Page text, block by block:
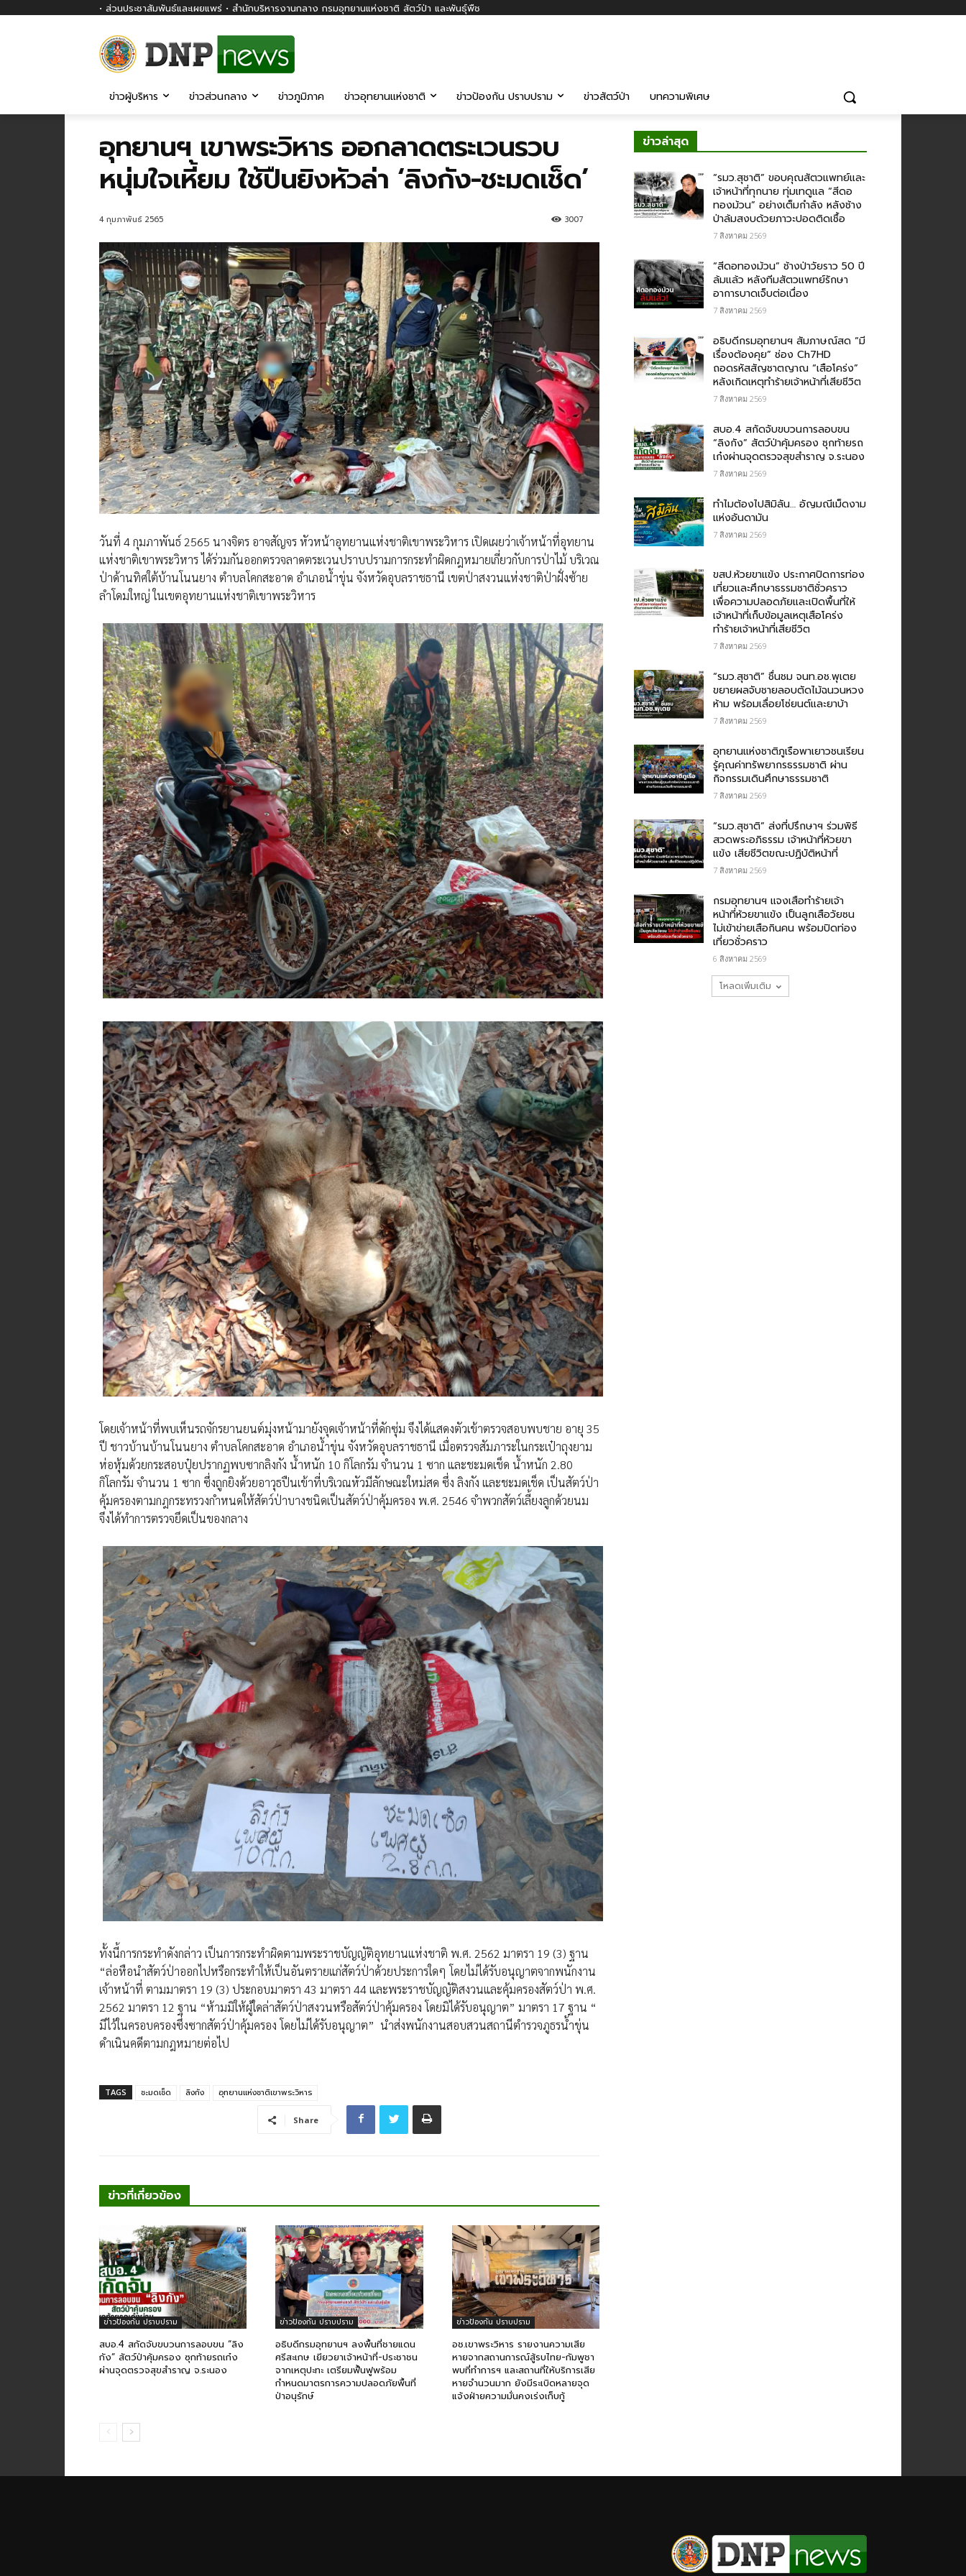
• ส่วนประชาสัมพันธ์และเผยแพร่ • สำนักบริหารงานกลาง กรมอุทยานแห่งชาติ สัตว์ป่า และพันธุ์พืช
ข่าวผู้บริหาร ข่าวส่วนกลาง ข่าวภูมิภาค ข่าวอุทยานแห่งชาติ ข่าวป้องกัน ปราบปราม ข่าวสัตว์ป่า บทความพิเศษ
อุทยานฯ เขาพระวิหาร ออกลาดตระเวนรวบ
หนุ่มใจเหี้ยม ใช้ปืนยิงหัวล่า ‘ลิงกัง-ชะมดเช็ด’
4 กุมภาพันธ์ 2565 3007
วันที่ 4 กุมภาพันธ์ 2565 นางจิตร อาจสัญจร หัวหน้าอุทยานแห่งชาติเขาพระวิหาร เปิดเผยว่าเจ้าหน้าที่อุทยาน
แห่งชาติเขาพระวิหาร ได้ร่วมกันออกตรวจลาดตระเวนปราบปรามการกระทำผิดกฎหมายเกี่ยวกับการป่าไม้ บริเวณ
ป่าด้านทิศใต้บ้านโนนยาง ตำบลโคกสะอาด อำเภอน้ำขุ่น จังหวัดอุบลราชธานี เขตป่าสงวนแห่งชาติป่าฝั่งซ้าย
ลำโดมใหญ่ ในเขตอุทยานแห่งชาติเขาพระวิหาร
โดยเจ้าหน้าที่พบเห็นรถจักรยานยนต์มุ่งหน้ามายังจุดเจ้าหน้าที่ดักซุ่ม จึงได้แสดงตัวเข้าตรวจสอบพบชาย อายุ 35
ปี ชาวบ้านบ้านโนนยาง ตำบลโคกสะอาด อำเภอน้ำขุ่น จังหวัดอุบลราชธานี เมื่อตรวจสัมภาระในกระเป๋าถุงยาม
ห่อหุ้มด้วยกระสอบปุ๋ยปรากฏพบซากลิงกัง น้ำหนัก 10 กิโลกรัม จำนวน 1 ซาก และชะมดเช็ด น้ำหนัก 2.80
กิโลกรัม จำนวน 1 ซาก ซึ่งถูกยิงด้วยอาวุธปืนเข้าที่บริเวณหัวมีลักษณะใหม่สด ซึ่ง ลิงกัง และชะมดเช็ด เป็นสัตว์ป่า
คุ้มครองตามกฎกระทรวงกำหนดให้สัตว์ป่าบางชนิดเป็นสัตว์ป่าคุ้มครอง พ.ศ. 2546 จำพวกสัตว์เลี้ยงลูกด้วยนม
จึงได้ทำการตรวจยึดเป็นของกลาง
ทั้งนี้การกระทำดังกล่าว เป็นการกระทำผิดตามพระราชบัญญัติอุทยานแห่งชาติ พ.ศ. 2562 มาตรา 19 (3) ฐาน
“ล่อหือนำสัตว์ป่าออกไปหรือกระทำให้เป็นอันตรายแก่สัตว์ป่าด้วยประการใดๆ โดยไม่ได้รับอนุญาตจากพนักงาน
เจ้าหน้าที่ ตามมาตรา 19 (3) ประกอบมาตรา 43 มาตรา 44 และพระราชบัญญัติสงวนและคุ้มครองสัตว์ป่า พ.ศ.
2562 มาตรา 12 ฐาน “ห้ามมิให้ผู้ใดล่าสัตว์ป่าสงวนหรือสัตว์ป่าคุ้มครอง โดยมิได้รับอนุญาต” มาตรา 17 ฐาน “
มีไว้ในครอบครองซึ่งซากสัตว์ป่าคุ้มครอง โดยไม่ได้รับอนุญาต” นำส่งพนักงานสอบสวนสถานีตำรวจภูธรน้ำขุ่น
ดำเนินคดีตามกฎหมายต่อไป
TAGS ชะมดเช็ด ลิงกัง อุทยานแห่งชาติเขาพระวิหาร
Share
ข่าวที่เกี่ยวข้อง
ข่าวป้องกัน ปราบปราม
สบอ.4 สกัดจับขบวนการลอบขน “ลิง
กัง” สัตว์ป่าคุ้มครอง ซุกท้ายรถเก๋ง
ผ่านจุดตรวจสุขสำราญ จ.ระนอง
ข่าวป้องกัน ปราบปราม
อธิบดีกรมอุทยานฯ ลงพื้นที่ชายแดน
ศรีสะเกษ เยียวยาเจ้าหน้าที่-ประชาชน
จากเหตุปะทะ เตรียมฟื้นฟูพร้อม
กำหนดมาตรการความปลอดภัยพื้นที่
ป่าอนุรักษ์
ข่าวป้องกัน ปราบปราม
อช.เขาพระวิหาร รายงานความเสีย
หายจากสถานการณ์สู้รบไทย-กัมพูชา
พบที่ทำการฯ และสถานที่ให้บริการเสีย
หายจำนวนมาก ยังมีระเบิดหลายจุด
แจ้งฝ่ายความมั่นคงเร่งเก็บกู้
ข่าวล่าสุด
“รมว.สุชาติ” ขอบคุณสัตวแพทย์และ
เจ้าหน้าที่ทุกนาย ทุ่มเทดูแล “สีดอ
ทองม้วน” อย่างเต็มกำลัง หลังช้าง
ป่าล้มสงบด้วยภาวะปอดติดเชื้อ
7 สิงหาคม 2569
“สีดอทองม้วน” ช้างป่าวัยราว 50 ปี
ล้มแล้ว หลังทีมสัตวแพทย์รักษา
อาการบาดเจ็บต่อเนื่อง
7 สิงหาคม 2569
อธิบดีกรมอุทยานฯ สัมภาษณ์สด “มี
เรื่องต้องคุย” ช่อง Ch7HD
ถอดรหัสสัญชาตญาณ “เสือโคร่ง”
หลังเกิดเหตุทำร้ายเจ้าหน้าที่เสียชีวิต
7 สิงหาคม 2569
สบอ.4 สกัดจับขบวนการลอบขน
“ลิงกัง” สัตว์ป่าคุ้มครอง ซุกท้ายรถ
เก๋งผ่านจุดตรวจสุขสำราญ จ.ระนอง
7 สิงหาคม 2569
ทำไมต้องไปสิมิลัน… อัญมณีเม็ดงาม
แห่งอันดามัน
7 สิงหาคม 2569
ขสป.ห้วยขาแข้ง ประกาศปิดการท่อง
เที่ยวและศึกษาธรรมชาติชั่วคราว
เพื่อความปลอดภัยและเปิดพื้นที่ให้
เจ้าหน้าที่เก็บข้อมูลเหตุเสือโคร่ง
ทำร้ายเจ้าหน้าที่เสียชีวิต
7 สิงหาคม 2569
“รมว.สุชาติ” ชื่นชม​ จนท.อช.พุเตย​
ขยายผลจับชายลอบตัดไม้ฉนวนหวง
ห้าม พร้อมเลื่อยโซ่ยนต์และยาบ้า
7 สิงหาคม 2569
อุทยานแห่งชาติภูเรือพาเยาวชนเรียน
รู้คุณค่าทรัพยากรธรรมชาติ ผ่าน
กิจกรรมเดินศึกษาธรรมชาติ
7 สิงหาคม 2569
“รมว.สุชาติ” ส่งที่ปรึกษาฯ ร่วมพิธี
สวดพระอภิธรรม เจ้าหน้าที่ห้วยขา
แข้ง เสียชีวิตขณะปฏิบัติหน้าที่
7 สิงหาคม 2569
กรม​อุทยานฯ แจงเสือทำร้ายเจ้า
หน้าที่ห้วยขาแข้ง เป็นลูกเสือวัยซน
ไม่เข้าข่ายเสือกินคน พร้อมปิดท่อง
เที่ยวชั่วคราว
6 สิงหาคม 2569
โหลดเพิ่มเติม